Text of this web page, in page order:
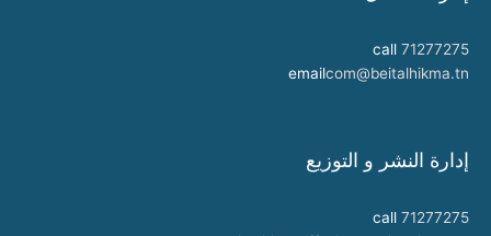
call 71277275
emailcom@beitalhikma.tn
إدارة النشر و التوزيع
call 71277275